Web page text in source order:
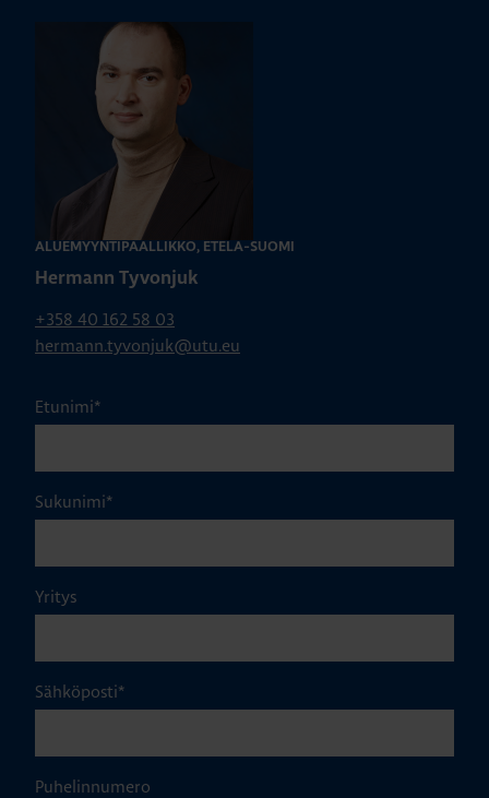
ALUEMYYNTIPÄÄLLIKKÖ, ETELÄ-SUOMI
Hermann Tyvonjuk
+358 40 162 58 03
hermann.tyvonjuk@utu.eu
Etunimi*
Sukunimi*
Yritys
Sähköposti*
Puhelinnumero